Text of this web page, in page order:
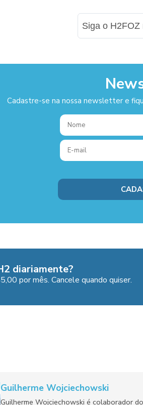
Siga o H2FOZ
Cadastre-se na nossa newsletter e
diariamente?
por mês. Cancele quando quiser.
Guilherme Wojciechowski
Guilherme Wojciechowski é colaborador